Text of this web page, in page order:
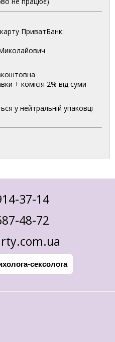
ПриватБанк:
+ комісія 2% від суми
у нейтральній упаковці
37-14
48-72
сексолога